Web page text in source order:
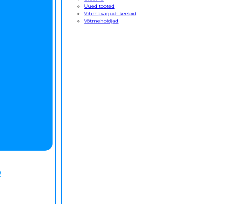
Uued tooted
Vihmavarjud- keebid
Võtmehoidjad